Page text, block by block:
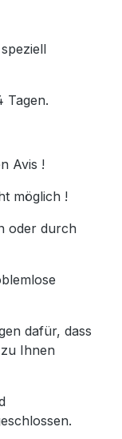
Tagen.
Avis !
möglich !
oder durch
dafür, dass
Ihnen